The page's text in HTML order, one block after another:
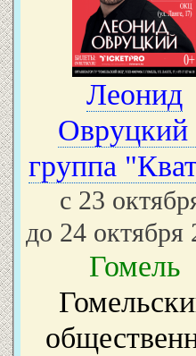
Леонид
Овруцкий
группа
с 23
до 24 октября
Гомель